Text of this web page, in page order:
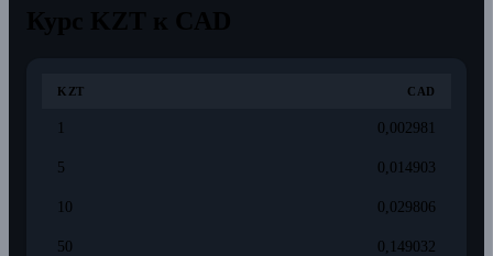
KZT CAD
1 0,002981
5 0,014903
10 0,029806
50 0,149032